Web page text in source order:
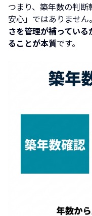
つまり、築年数の判
安心」ではありません。
さを管理が補ってい
ることが本質です。